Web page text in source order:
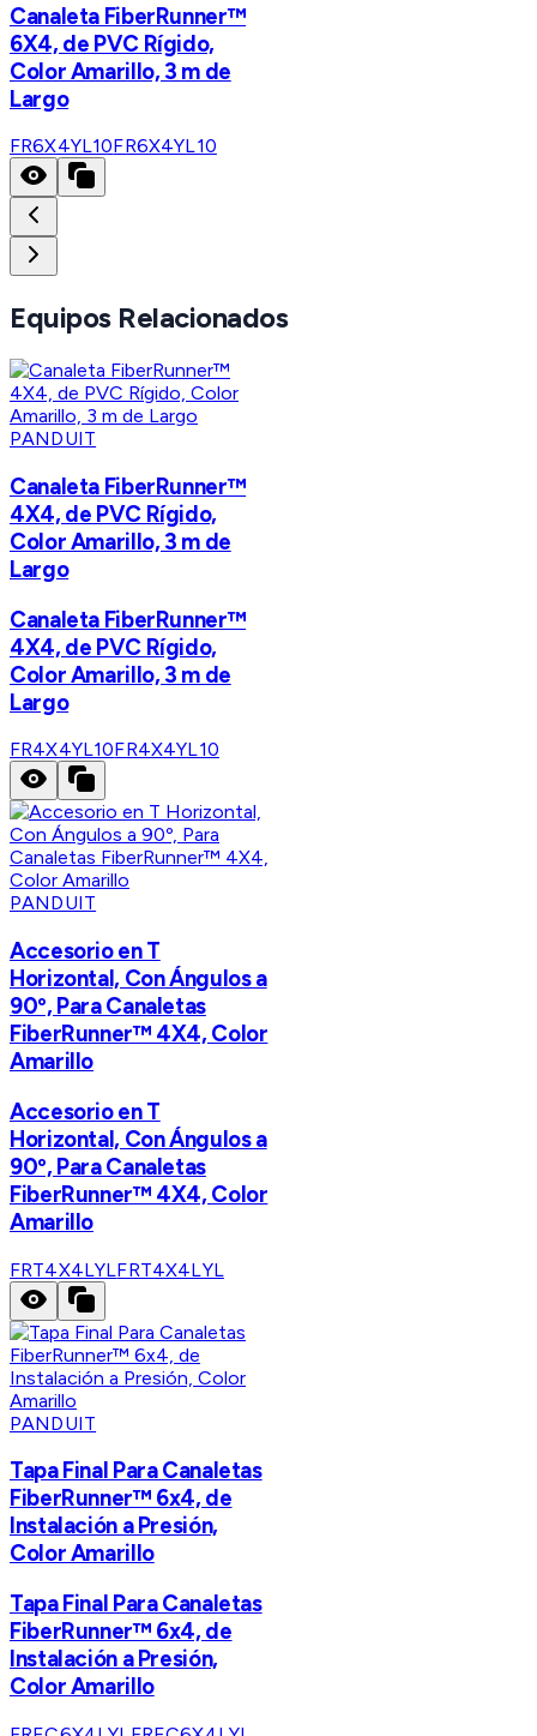
Canaleta FiberRunner™
6X4, de PVC Rígido,
Color Amarillo, 3 m de
Largo
FR6X4YL10FR6X4YL10
Equipos Relacionados
PANDUIT
Canaleta FiberRunner™
4X4, de PVC Rígido,
Color Amarillo, 3 m de
Largo
Canaleta FiberRunner™
4X4, de PVC Rígido,
Color Amarillo, 3 m de
Largo
FR4X4YL10FR4X4YL10
PANDUIT
Accesorio en T
Horizontal, Con Ángulos a
90º, Para Canaletas
FiberRunner™ 4X4, Color
Amarillo
Accesorio en T
Horizontal, Con Ángulos a
90º, Para Canaletas
FiberRunner™ 4X4, Color
Amarillo
FRT4X4LYLFRT4X4LYL
PANDUIT
Tapa Final Para Canaletas
FiberRunner™ 6x4, de
Instalación a Presión,
Color Amarillo
Tapa Final Para Canaletas
FiberRunner™ 6x4, de
Instalación a Presión,
Color Amarillo